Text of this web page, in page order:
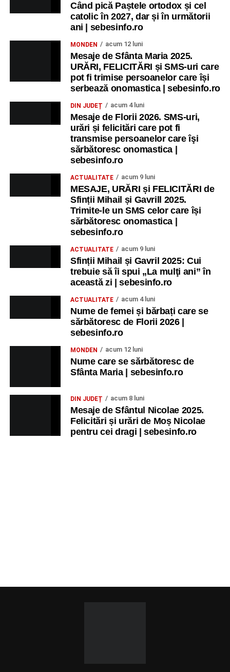
Când pică Paștele ortodox și cel
catolic în 2027, dar și în următorii
ani | sebesinfo.ro
MONDEN acum 12 luni
Mesaje de Sfânta Maria 2025.
URĂRI, FELICITĂRI și SMS-uri care
pot fi trimise persoanelor care își
serbează onomastica | sebesinfo.ro
DIN JUDEȚ acum 4 luni
Mesaje de Florii 2026. SMS-uri,
urări și felicitări care pot fi
transmise persoanelor care îşi
sărbătoresc onomastica |
sebesinfo.ro
ACTUALITATE acum 9 luni
MESAJE, URĂRI și FELICITĂRI de
Sfinții Mihail și Gavrill 2025.
Trimite-le un SMS celor care își
sărbătoresc onomastica |
sebesinfo.ro
ACTUALITATE acum 9 luni
Sfinții Mihail și Gavril 2025: Cui
trebuie să îi spui „La mulţi ani” în
această zi | sebesinfo.ro
ACTUALITATE acum 4 luni
Nume de femei și bărbați care se
sărbătoresc de Florii 2026 |
sebesinfo.ro
MONDEN acum 12 luni
Nume care se sărbătoresc de
Sfânta Maria | sebesinfo.ro
DIN JUDEȚ acum 8 luni
Mesaje de Sfântul Nicolae 2025.
Felicitări și urări de Moș Nicolae
pentru cei dragi | sebesinfo.ro